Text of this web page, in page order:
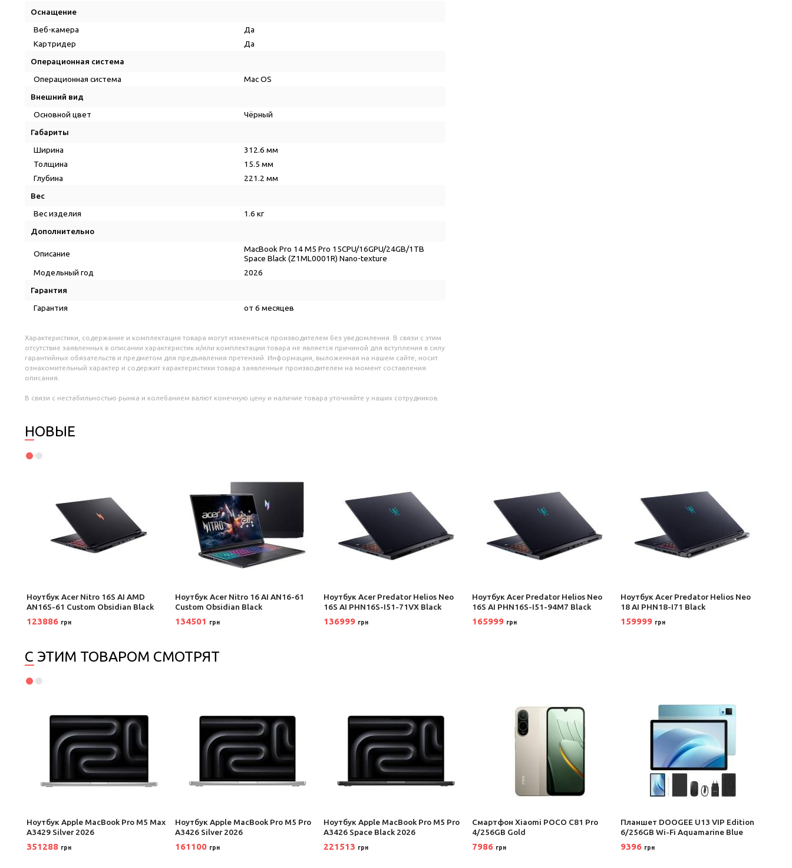
Оснащение
Веб-камера
Да
Картридер
Да
Операционная система
Операционная система
Mac OS
Внешний вид
Основной цвет
Чёрный
Габариты
Ширина
312.6 мм
Толщина
15.5 мм
Глубина
221.2 мм
Вес
Вес изделия
1.6 кг
Дополнительно
Описание
MacBook Pro 14 M5 Pro 15CPU/16GPU/24GB/1TB
Space Black (Z1ML0001R) Nano-texture
Модельный год
2026
Гарантия
Гарантия
от 6 месяцев
Характеристики, содержание и комплектация товара могут изменяться производителем без уведомления. В связи с этим
отсутствие заявленных в описании характеристик и/или комплектации товара не является причиной для вступления в силу
гарантийных обязательств и предметом для предъявления претензий. Информация, выложенная на нашем сайте, носит
ознакомительный характер и содержит характеристики товара заявленные производителем на момент составления
описания.
В связи с нестабильностью рынка и колебанием валют конечную цену и наличие товара уточняйте у наших сотрудников.
НОВЫЕ
Ноутбук Acer Nitro 16S AI AMD
AN16S-61 Custom Obsidian Black
123886 грн
Ноутбук Acer Nitro 16 AI AN16-61
Custom Obsidian Black
134501 грн
Ноутбук Acer Predator Helios Neo
16S AI PHN16S-I51-71VX Black
136999 грн
Ноутбук Acer Predator Helios Neo
16S AI PHN16S-I51-94M7 Black
165999 грн
Ноутбук Acer Predator Helios Neo
18 AI PHN18-I71 Black
159999 грн
С ЭТИМ ТОВАРОМ СМОТРЯТ
Ноутбук Apple MacBook Pro M5 Max
A3429 Silver 2026
351288 грн
Ноутбук Apple MacBook Pro M5 Pro
A3426 Silver 2026
161100 грн
Ноутбук Apple MacBook Pro M5 Pro
A3426 Space Black 2026
221513 грн
Смартфон Xiaomi POCO C81 Pro
4/256GB Gold
7986 грн
Планшет DOOGEE U13 VIP Edition
6/256GB Wi-Fi Aquamarine Blue
9396 грн